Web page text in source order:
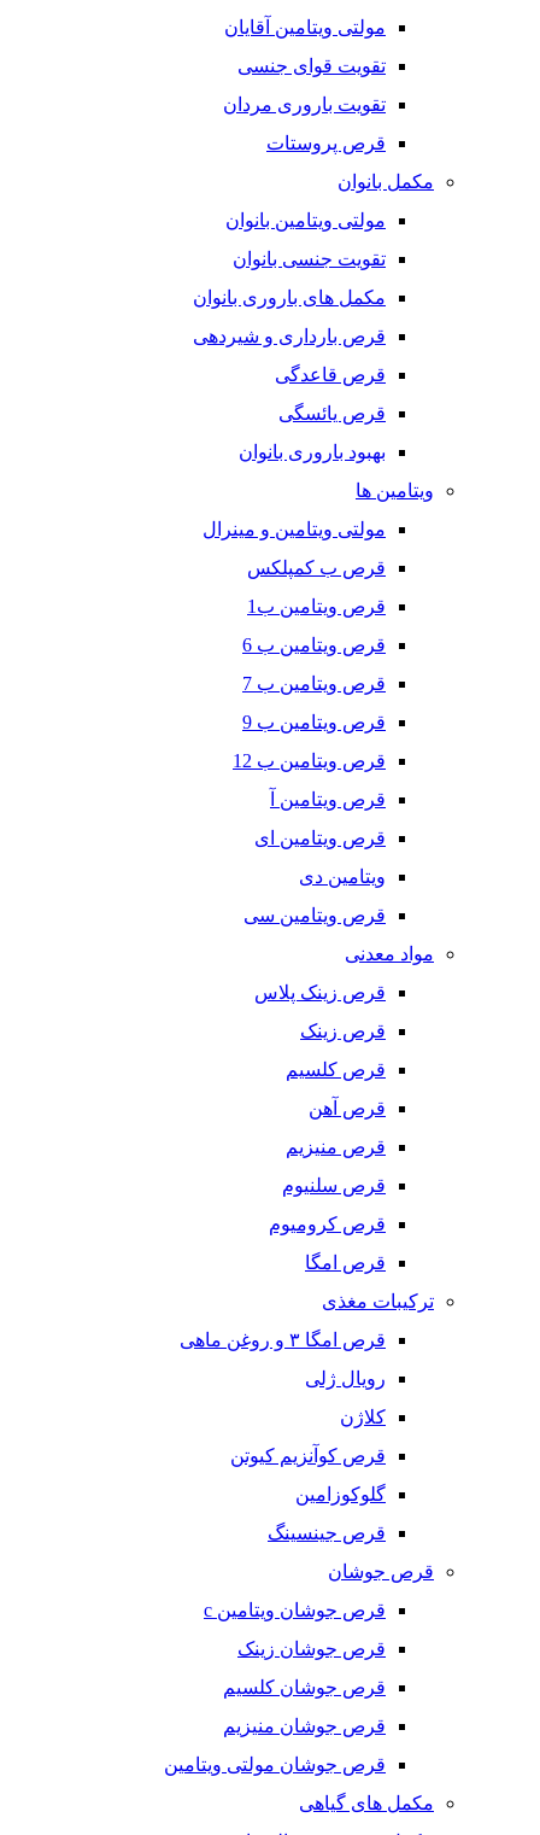
مولتی ویتامین آقایان
تقویت قوای جنسی
تقویت باروری مردان
قرص پروستات
مکمل بانوان
مولتی ویتامین بانوان
تقویت جنسی بانوان
مکمل های باروری بانوان
قرص بارداری و شیردهی
قرص قاعدگی
قرص یائسگی
بهبود باروری بانوان
ویتامین ها
مولتی ویتامین و مینرال
قرص ب کمپلکس
قرص ویتامین ب1
قرص ویتامین ب 6
قرص ویتامین ب 7
قرص ویتامین ب 9
قرص ویتامین ب 12
قرص ویتامین آ
قرص ویتامین ای
ویتامین دی
قرص ویتامین سی
مواد معدنی
قرص زینک پلاس
قرص زینک
قرص کلسیم
قرص آهن
قرص منیزیم
قرص سلنیوم
قرص کرومیوم
قرص امگا
ترکیبات مغذی
قرص امگا ٣ و روغن ماهی
رویال ژلی
کلاژن
قرص کوآنزیم کیوتن
گلوکوزامین
قرص جینسینگ
قرص جوشان
قرص جوشان ویتامین c
قرص جوشان زینک
قرص جوشان کلسیم
قرص جوشان منیزیم
قرص جوشان مولتی ویتامین
مکمل های گیاهی